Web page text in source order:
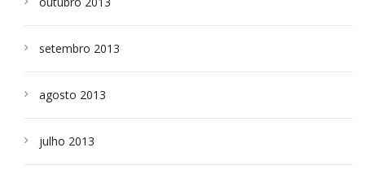
setembro 2013
agosto 2013
julho 2013